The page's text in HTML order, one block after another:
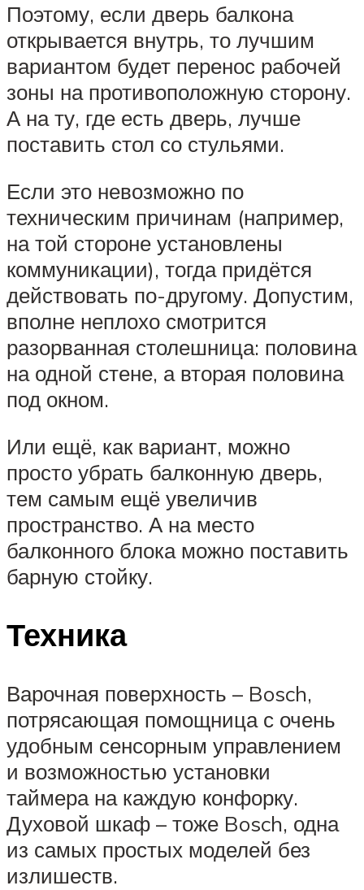
Поэтому, если дверь балкона
открывается внутрь, то лучшим
вариантом будет перенос рабочей
зоны на противоположную сторону.
А на ту, где есть дверь, лучше
поставить стол со стульями.
Если это невозможно по
техническим причинам (например,
на той стороне установлены
коммуникации), тогда придётся
действовать по-другому. Допустим,
вполне неплохо смотрится
разорванная столешница: половина
на одной стене, а вторая половина
под окном.
Или ещё, как вариант, можно
просто убрать балконную дверь,
тем самым ещё увеличив
пространство. А на место
балконного блока можно поставить
барную стойку.
Техника
Варочная поверхность – Bosch,
потрясающая помощница с очень
удобным сенсорным управлением
и возможностью установки
таймера на каждую конфорку.
Духовой шкаф – тоже Bosch, одна
из самых простых моделей без
излишеств.